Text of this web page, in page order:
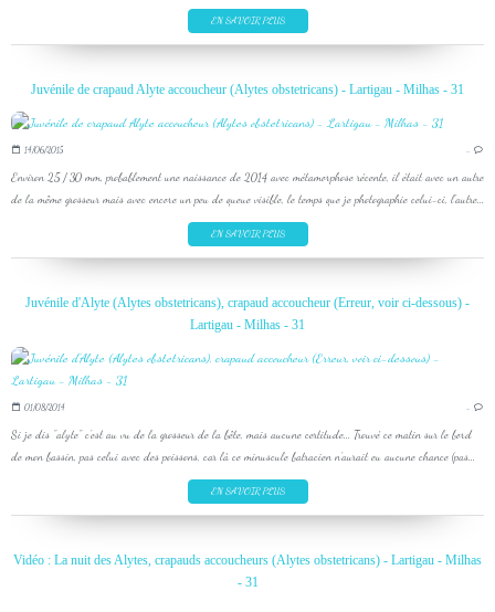
EN SAVOIR PLUS
Juvénile de crapaud Alyte accoucheur (Alytes obstetricans) - Lartigau - Milhas - 31
14/06/2015 …
Environ 25 / 30 mm, probablement une naissance de 2014 avec métamorphose récente, il était avec un autre
de la même grosseur mais avec encore un peu de queue visible, le temps que je photographie celui-ci, l'autre...
EN SAVOIR PLUS
Juvénile d'Alyte (Alytes obstetricans), crapaud accoucheur (Erreur, voir ci-dessous) -
Lartigau - Milhas - 31
01/08/2014 …
Si je dis "alyte" c'est au vu de la grosseur de la bête, mais aucune certitude... Trouvé ce matin sur le bord
de mon bassin, pas celui avec des poissons, car là ce minuscule batracien n'aurait eu aucune chance (pas...
EN SAVOIR PLUS
Vidéo : La nuit des Alytes, crapauds accoucheurs (Alytes obstetricans) - Lartigau - Milhas
- 31